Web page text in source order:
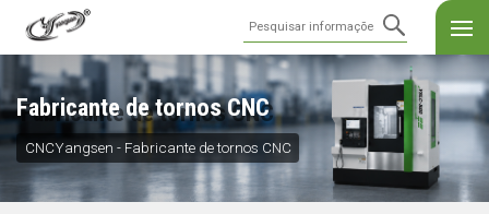
Fabricante de tornos CNC
CNCYangsen - Fabricante de tornos CNC